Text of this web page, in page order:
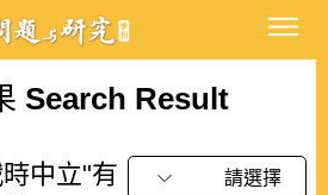
Search Result
中立"有
請選擇